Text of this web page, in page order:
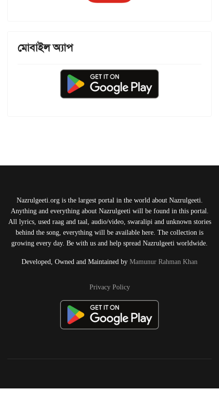
মোবাইল অ্যাপ
Nazrulgeeti.org is the largest portal in the world about Nazrulgeeti.
Anything and everything about Nazrulgeeti will be found in this portal.
All lyrics, used raag and taal, audio/video, swaralipi and unknown stories
behind the song, everything will be available here. The collection is
growing every day. Be with us and help spread Nazrulgeeti worldwide.
Developed, Owned and Maintained by Mamunur Rahman Khan
Privacy Policy